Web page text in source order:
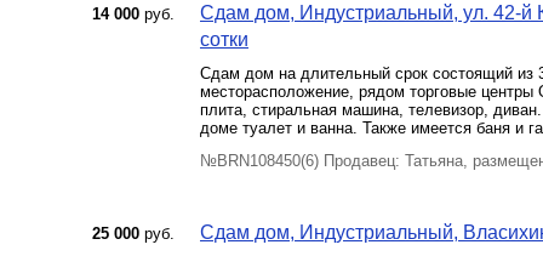
14 000 руб.
Сдам дом, Индустриальный, ул. 42-й
сотки
Сдам дом на длительный срок состоящий из
месторасположение, рядом торговые центры
плита, стиральная машина, телевизор,
доме туалет и ванна. Также имеется баня и
№BRN108450(6) Продавец: Татьяна,
25 000 руб. Сдам дом, Индустриальный,